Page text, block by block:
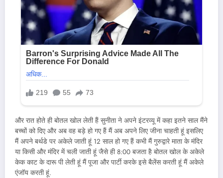
और रात होते ही बोतल खोल लेती हैं सुनीता ने अपने इंटरव्यू में कहा इतने साल मैंने
बच्चों को दिए और अब वह बड़े हो गए हैं मैं अब अपने लिए जीना चाहती हूं इसलिए
मैं अपने बर्थडे पर अकेले जाती हूं 12 साल हो गए हैं कभी मैं गुरुद्वारे माता के मंदिर
या किसी और मंदिर में चली जाती हूं जैसे ही 8:00 बजता है बोतल खोल के अकेले
केक काट के दारू पी लेती हूं मैं पूजा और पार्टी करके इसे बैलेंस करती हूं मैं अकेले
एंजॉय करती हूं.